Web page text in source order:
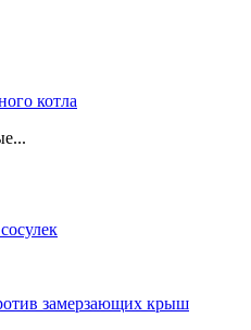
котла
замерзающих крыш